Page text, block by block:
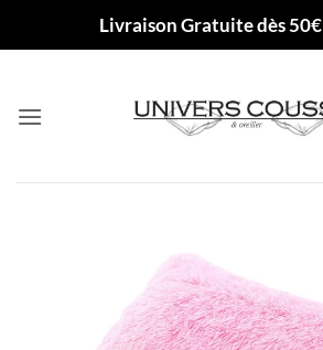
Livraison Gratuite dès